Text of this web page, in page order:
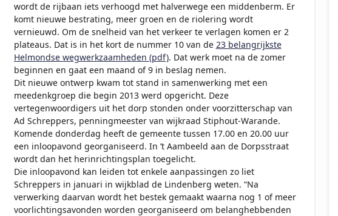
wordt de rijbaan iets verhoogd met halverwege een middenberm. Er
komt nieuwe bestrating, meer groen en de riolering wordt
vernieuwd. Om de snelheid van het verkeer te verlagen komen er 2
plateaus. Dat is in het kort de nummer 10 van de 23 belangrijkste
Helmondse wegwerkzaamheden (pdf). Dat werk moet na de zomer
beginnen en gaat een maand of 9 in beslag nemen.
Dit nieuwe ontwerp kwam tot stand in samenwerking met een
meedenkgroep die begin 2013 werd opgericht. Deze
vertegenwoordigers uit het dorp stonden onder voorzitterschap van
Ad Schreppers, penningmeester van wijkraad Stiphout-Warande.
Komende donderdag heeft de gemeente tussen 17.00 en 20.00 uur
een inloopavond georganiseerd. In ’t Aambeeld aan de Dorpsstraat
wordt dan het herinrichtingsplan toegelicht.
Die inloopavond kan leiden tot enkele aanpassingen zo liet
Schreppers in januari in wijkblad de Lindenberg weten. “Na
verwerking daarvan wordt het bestek gemaakt waarna nog 1 of meer
voorlichtingsavonden worden georganiseerd om belanghebbenden